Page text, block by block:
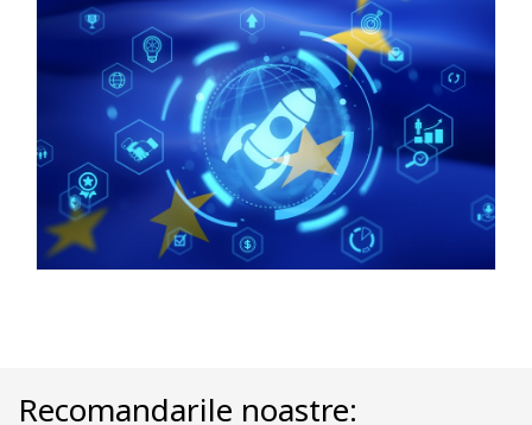
Recomandarile noastre: